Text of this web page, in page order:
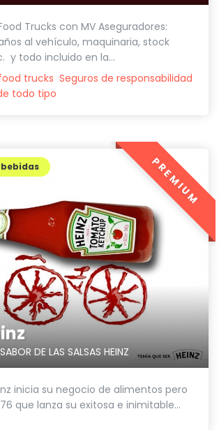
Trucks con MV Aseguradores:
al vehículo, maquinaria, stock
y todo incluido en la...
trucks Seguros de responsabilidad
todo tipo
DE LAS SALSAS HEINZ
inicia su negocio de alimentos pero
que lanza su exitosa e inimitable...
PREMIUM